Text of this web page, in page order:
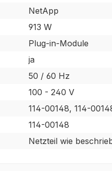
NetApp
913 W
Plug-in-Module
ja
50 / 60 Hz
100 - 240 V
114-00148, 114-
114-00148
Netzteil wie